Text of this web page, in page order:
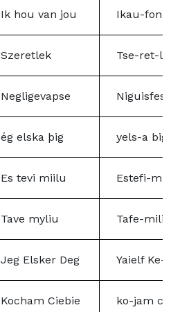
Ik hou van jou Ikau-fon-
Szeretlek Tse-ret-
Negligevapse
ég elska þig yels-a big
Es tevi miilu Estefi-
Tave myliu Tafe-miliu
Jeg Elsker Deg Yaielf Ke-
Kocham Ciebie ko-jam